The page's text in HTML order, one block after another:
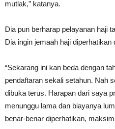
mutlak,” katanya.
Dia pun berharap pelayanan haji
Dia ingin jemaah haji diperhatikan
“Sekarang ini kan beda dengan
pendaftaran sekali setahun. Nah
dibuka terus. Harapan dari saya
menunggu lama dan biayanya
benar-benar diperhatikan,